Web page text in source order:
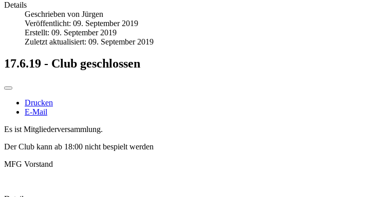
Details
Geschrieben von Jürgen
Veröffentlicht: 09. September 2019
Erstellt: 09. September 2019
Zuletzt aktualisiert: 09. September 2019
17.6.19 - Club geschlossen
Drucken
E-Mail
Es ist Mitgliederversammlung.
Der Club kann ab 18:00 nicht bespielt werden
MFG Vorstand